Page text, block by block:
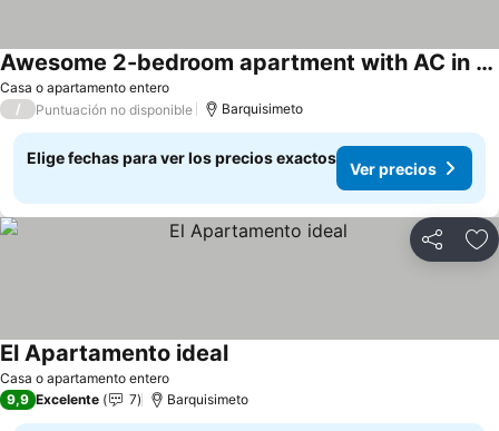
Casa o apartamento entero
Awesome 2-bedroom apartment with AC in vibrant Barquisimeto
Ver precios
/ Puntuación no disponible Barquisimeto
Elige fechas para ver los precios exactos
Ver precios
Compartir
Casa o apartamento entero
El Apartamento idealVer precios
9,9 Excelente 7 Barquisimeto